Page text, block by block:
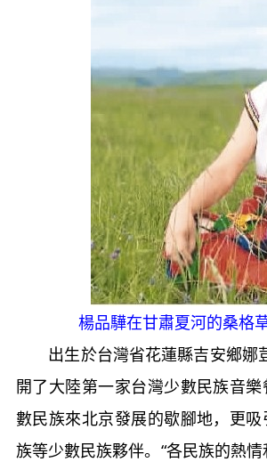
楊品驊在甘肅夏河的桑格
出生於台灣省花蓮縣吉安鄉娜
開了大陸第一家台灣少數民族音
數民族來北京發展的歇腳地，更
族等少數民族夥伴。“各民族的熱